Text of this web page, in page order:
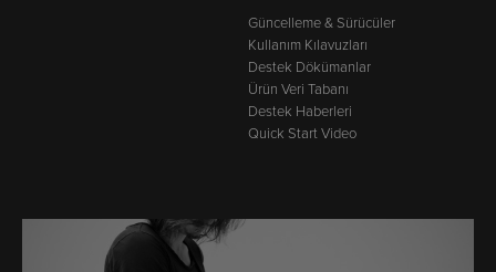
Güncelleme & Sürücüler
Kullanım Kılavuzları
Destek Dökümanlar
Ürün Veri Tabanı
Destek Haberleri
Quick Start Video